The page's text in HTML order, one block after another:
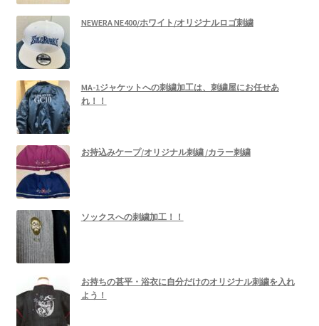
NEWERA NE400/ホワイト/オリジナルロゴ刺繍
MA-1ジャケットへの刺繍加工は、刺繍屋にお任せあ
れ！！
お持込みケープ/オリジナル刺繍 /カラー刺繍
ソックスへの刺繍加工！！
お持ちの甚平・浴衣に自分だけのオリジナル刺繍を入れ
よう！